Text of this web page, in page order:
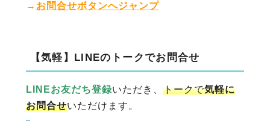
→ お問合せボタンへジャンプ
【気軽】LINEのトークでお問合せ
LINEお友だち登録いただき、 トークで気軽に
お問合せいただけます。